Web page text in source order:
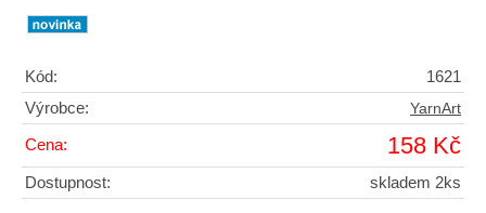
Kód:
1621
Výrobce:
YarnArt
Cena: 158 Kč
Dostupnost: skladem 2ks